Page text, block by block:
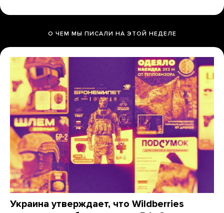
О ЧЕМ МЫ ПИСАЛИ НА ЭТОЙ НЕДЕЛЕ
Украина утверждает, что Wildberries